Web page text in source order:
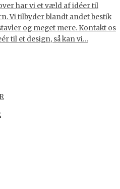
har vi et væld af idéer til
Vi tilbyder blandt andet bestik
og meget mere. Kontakt os
til et design, så kan vi…